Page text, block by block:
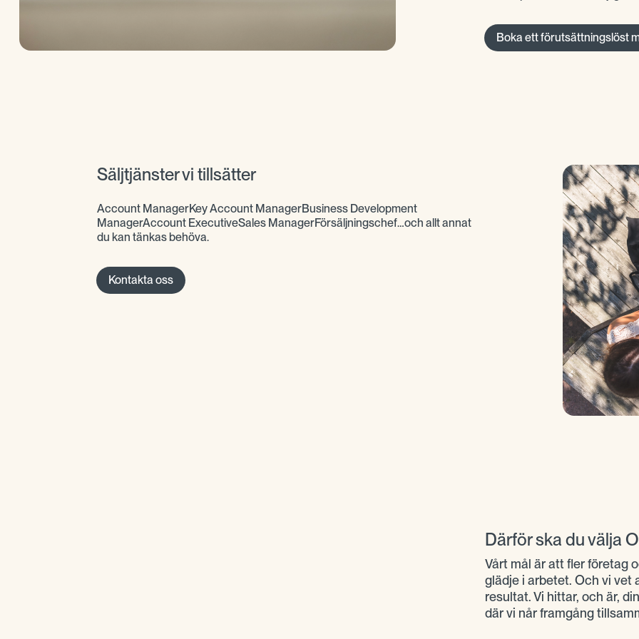
Boka ett förutsättningslöst
Säljtjänster vi tillsätter
Account ManagerKey Account ManagerBusiness Development
ManagerAccount ExecutiveSales ManagerFörsäljningschef…och allt annat
du kan tänkas behöva.
Kontakta oss
Därför ska du välja
Vårt mål är att fler företag
glädje i arbetet. Och vi vet
resultat. Vi hittar, och är,
där vi når framgång